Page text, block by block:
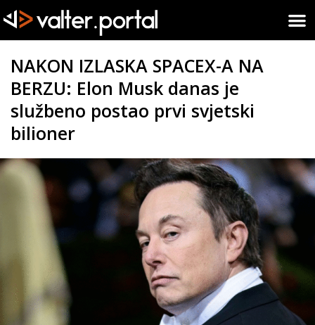
NAKON IZLASKA SPACEX-A NA
BERZU: Elon Musk danas je
službeno postao prvi svjetski
bilioner